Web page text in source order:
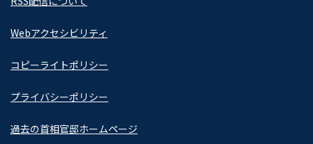
Webアクセシビリティ
コピーライトポリシー
プライバシーポリシー
過去の首相官邸ホームページ